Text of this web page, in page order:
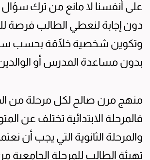
على أنفسنا لا مانع من ترك
دون إجابة لنعطي الطالب فرصة
وتكوين شخصية خلّاقة بحسب
بدون مساعدة المدرس أو
منهج مرن صالح لكل مرحلة من
فالمرحلة الابتدائية تختلف عن
والمرحلة الثانوية التي يجب أن
تهيئة الطالب للمرحلة الجامعية